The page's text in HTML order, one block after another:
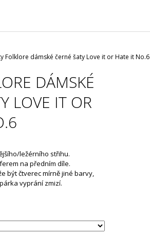
Folklore dámské černé šaty Love it or Hate it No.6
DÁMSKÉ
LOVE IT OR
ležérního střihu.
na předním díle.
být čtverec mírně jiné barvy,
vyprání zmizí.